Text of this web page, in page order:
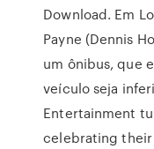
Download. Em
Payne (Dennis
um ônibus, que
veículo seja
Entertainment
celebrating their